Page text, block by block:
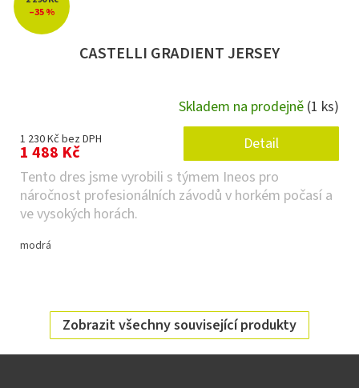
–35 %
CASTELLI GRADIENT JERSEY
Skladem na prodejně (1 ks)
1 230 Kč bez DPH
1 488 Kč
Detail
Tento dres jsme vyrobili s týmem Ineos pro
náročnost profesionálních závodů v horkém počasí a
ve vysokých horách.
modrá
Zobrazit všechny související produkty